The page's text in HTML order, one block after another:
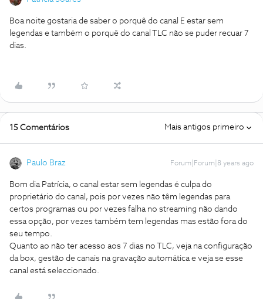
Boa noite gostaria de saber o porquê do canal E estar sem
legendas e também o porquê do canal TLC não se puder recuar 7
dias.
15 Comentários Mais antigos primeiro
Paulo Braz Forum|Forum|8 years ago
Bom dia Patrícia, o canal estar sem legendas é culpa do
proprietário do canal, pois por vezes não têm legendas para
certos programas ou por vezes falha no streaming não dando
essa opção, por vezes também tem legendas mas estão fora do
seu tempo.
Quanto ao não ter acesso aos 7 dias no TLC, veja na configuração
da box, gestão de canais na gravação automática e veja se esse
canal está seleccionado.